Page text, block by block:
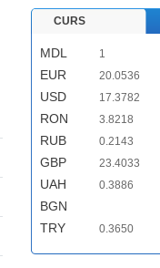
CURS
MDL 1
EUR 20.0536
USD 17.3782
RON 3.8218
RUB 0.2143
GBP 23.4033
UAH 0.3886
BGN
TRY
0.3650